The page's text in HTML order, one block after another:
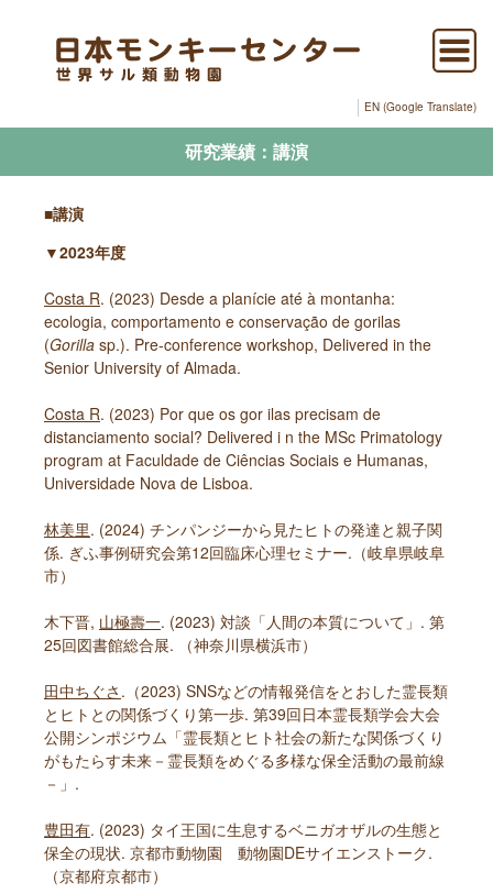
EN (Google Translate)
研究業績：講演
■講演
▼2023年度
Costa R. (2023) Desde a planície até à montanha:
ecologia, comportamento e conservação de gorilas
(Gorilla sp.). Pre-conference workshop, Delivered in the
Senior University of Almada.
Costa R. (2023) Por que os gor ilas precisam de
distanciamento social? Delivered i n the MSc Primatology
program at Faculdade de Ciências Sociais e Humanas,
Universidade Nova de Lisboa.
林美里. (2024) チンパンジーから見たヒトの発達と親子関
係. ぎふ事例研究会第12回臨床心理セミナー.（岐阜県岐阜
市）
木下晋, 山極壽一. (2023) 対談「人間の本質について」. 第
25回図書館総合展. （神奈川県横浜市）
田中ちぐさ .（2023) SNSなどの情報発信をとおした霊長類
とヒトとの関係づくり第一歩. 第39回日本霊長類学会大会
公開シンポジウム「霊長類とヒト社会の新たな関係づくり
がもたらす未来－霊長類をめぐる多様な保全活動の最前線
－」.
豊田有. (2023) タイ王国に生息するベニガオザルの生態と
保全の現状. 京都市動物園 動物園DEサイエンストーク.
（京都府京都市）